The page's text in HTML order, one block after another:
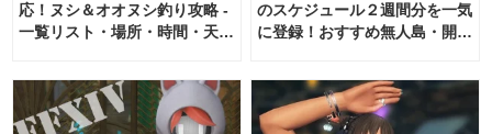
応！ヌシ＆オオヌシ釣り攻略 -
一覧リスト・場所・時間・天
のスケジュール２週間分を一気
に登録！おすすめ無人島・開拓